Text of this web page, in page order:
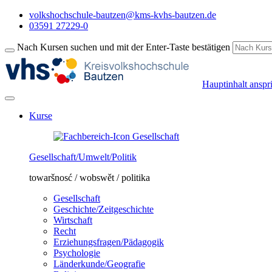
volkshochschule-bautzen@kms-kvhs-bautzen.de
03591 27229-0
Nach Kursen suchen und mit der Enter-Taste bestätigen
Hauptinhalt
Kurse
Gesellschaft/Umwelt/Politik
towaršnosć / wobswět / politika
Gesellschaft
Geschichte/Zeitgeschichte
Wirtschaft
Recht
Erziehungsfragen/Pädagogik
Psychologie
Länderkunde/Geografie